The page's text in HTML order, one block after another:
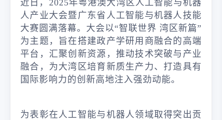
近日，2025年粤港澳大湾区人工智能与机器
人产业大会暨广东省人工智能与机器人技能
大赛圆满落幕。大会以“智联世界 湾区新篇”
为主题，旨在搭建政产学研用商融合的高端
平台，汇聚创新资源，推动技术突破与产业
融合，为大湾区培育新质生产力、打造具有
国际影响力的创新高地注入强劲动能。
为表彰在人工智能与机器人领域取得突出贡